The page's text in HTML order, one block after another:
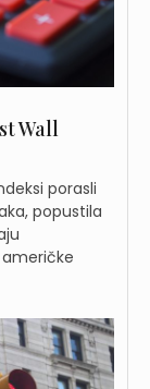
Wall
porasli
popustila